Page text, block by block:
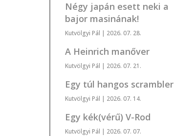
Négy japán esett neki a
bajor masinának!
Kutvölgyi Pál | 2026. 07. 28.
A Heinrich manőver
Kutvölgyi Pál | 2026. 07. 21.
Egy túl hangos scrambler
Kutvölgyi Pál | 2026. 07. 14.
Egy kék(vérű) V-Rod
Kutvölgyi Pál | 2026. 07. 07.